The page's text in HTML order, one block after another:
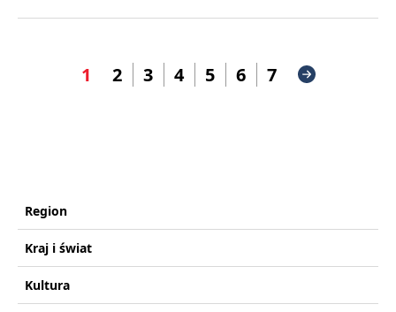
1 2 3 4 5 6 7
Region
Kraj i świat
Kultura